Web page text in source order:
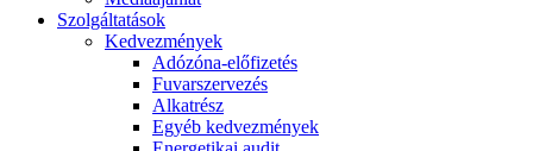
Szolgáltatások
Kedvezmények
Adózóna-előfizetés
Fuvarszervezés
Alkatrész
Egyéb kedvezmények